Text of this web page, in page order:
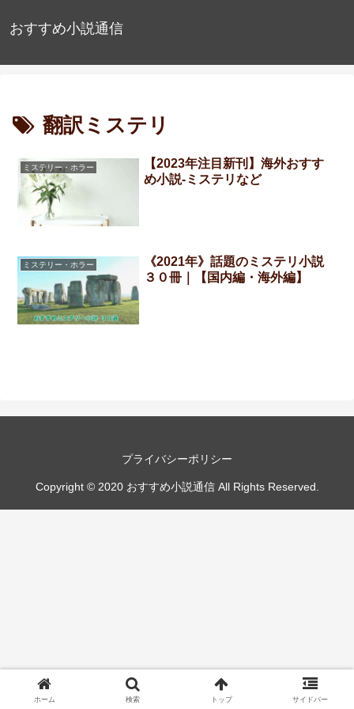
おすすめ小説通信
翻訳ミステリ
ミステリー・ホラー
【2023年注目新刊】海外おすす
め小説-ミステリなど
ミステリー・ホラー
《2021年》話題のミステリ小説
３０冊｜【国内編・海外編】
プライバシーポリシー
Copyright © 2020 おすすめ小説通信 All Rights Reserved.
ホーム 検索 トップ サイドバー